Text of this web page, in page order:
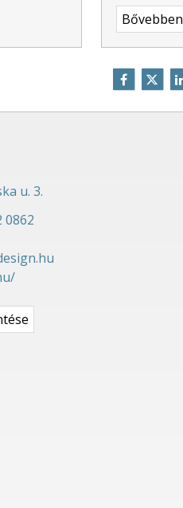
Bővebben
u. 3.
0862